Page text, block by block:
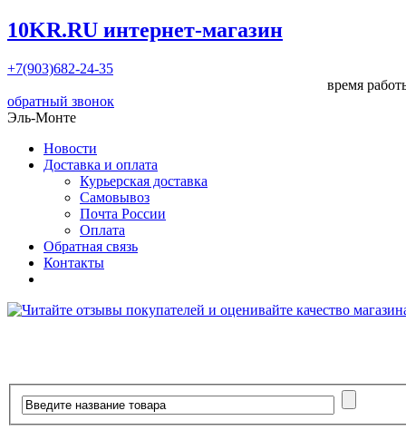
10KR.RU интернет-магазин
+7(903)682-24-35
время
обратный звонок
Эль-Монте
Новости
Доставка и оплата
Курьерская доставка
Самовывоз
Почта России
Оплата
Обратная связь
Контакты